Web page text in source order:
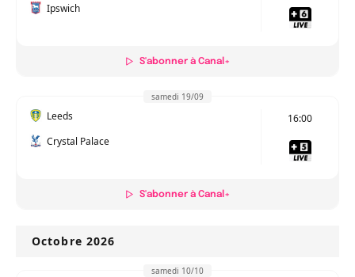
Ipswich
S'abonner à Canal+
samedi 19/09
Leeds
Crystal Palace
16:00
S'abonner à Canal+
Octobre 2026
samedi 10/10